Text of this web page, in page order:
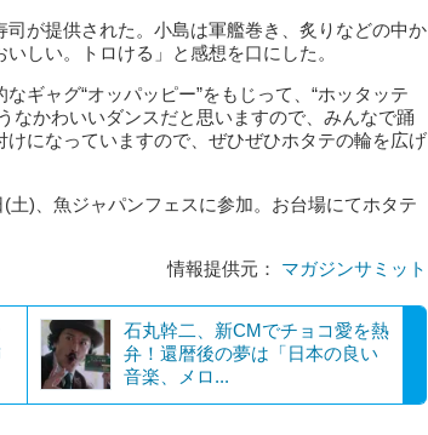
が提供された。小島は軍艦巻き、炙りなどの中か
しい。トロける」と感想を口にした。
ギャグ“オッパッピー”をもじって、“ホッタッテ
なかわいいダンスだと思いますので、みんなで踊
になっていますので、ぜひぜひホタテの輪を広げ
)、魚ジャパンフェスに参加。お台場にてホタテ
情報提供元： マガジンサミット
石丸幹二、新CMでチョコ愛を熱
弁！還暦後の夢は「日本の良い
音楽、メロ...